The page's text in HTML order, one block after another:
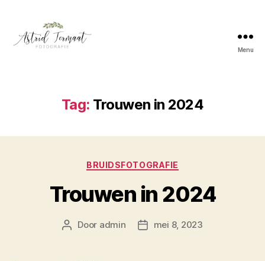
Menu
Tag: Trouwen in 2024
Categorieën
BRUIDSFOTOGRAFIE
Trouwen in 2024
Berichtauteur
Door admin Berichtdatum
mei 8, 2023